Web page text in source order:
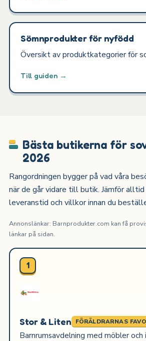
Sömnprodukter för nyfödd
Översikt av produktkategorier för
Till guiden →
Bästa butikerna för
2026
Rangordningen bygger på vad våra
när de går vidare till butik. Jämför
leveranstid och villkor innan du
Annonslänkar: Barnprodukter.com kan få
länkar på sidan.
1
Stor & Liten FÖRÄLDRARNAS
Barnrumsavdelning med möbler och